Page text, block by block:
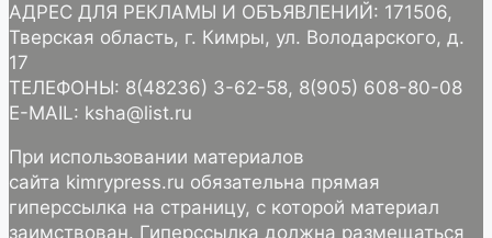
АДРЕС ДЛЯ РЕКЛАМЫ И ОБЪЯВЛЕНИЙ: 171506,
Тверская область, г. Кимры, ул. Володарского, д.
17
ТЕЛЕФОНЫ: 8(48236) 3-62-58, 8(905) 608-80-08
E-MAIL: ksha@list.ru
При использовании материалов
сайта kimrypress.ru обязательна прямая
гиперссылка на страницу, с которой материал
заимствован. Гиперссылка должна размещаться